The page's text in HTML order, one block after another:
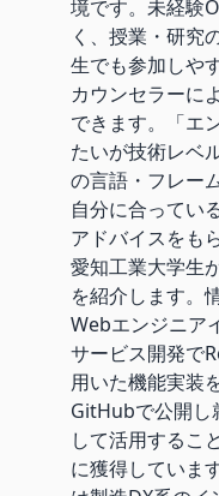
境です。未経験
く、授業・研究
生でも参加しや
カウンセラーに
できます。「エ
たいが技術レベ
の言語・フレー
自分に合ってい
アドバイスをも
愛知工業大学生
を紹介します。
Webエンジニア
サービス開発で
用いた機能実装
GitHubで公開し
して活用するこ
に獲得していま